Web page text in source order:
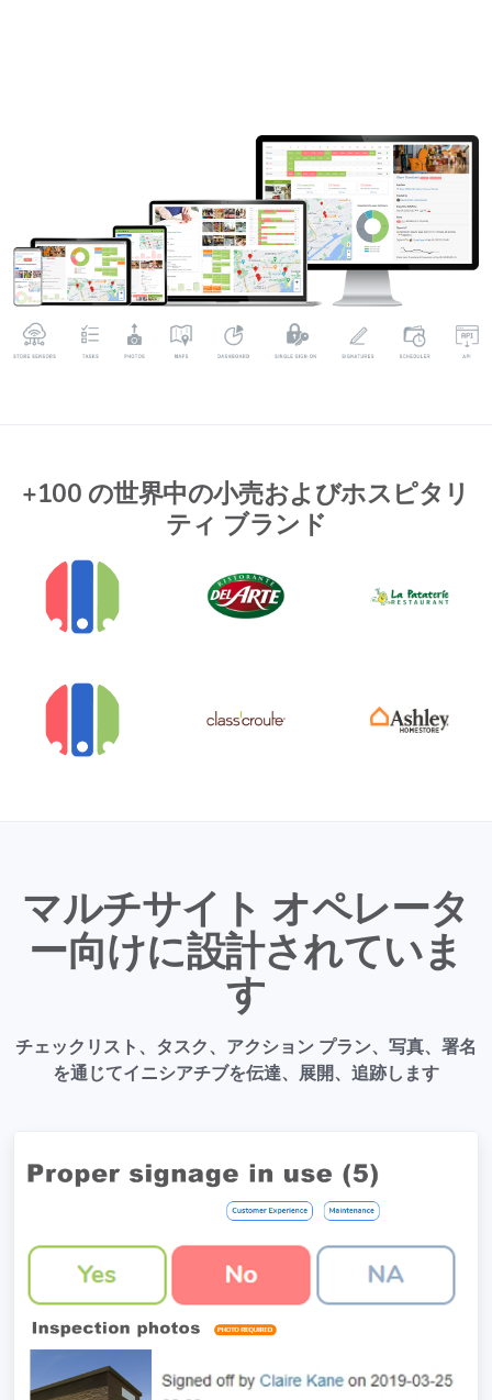
+100 の世界中の小売およびホスピタリ
ティ ブランド
マルチサイト オペレータ
ー向けに設計されていま
す
チェックリスト、タスク、アクション プラン、写真、署名
を通じてイニシアチブを伝達、展開、追跡します